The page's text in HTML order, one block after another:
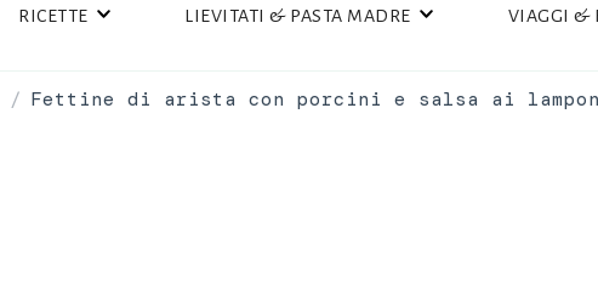
RICETTE LIEVITATI & PASTA MADRE VIAGGI &
/ Fettine di arista con porcini e salsa ai